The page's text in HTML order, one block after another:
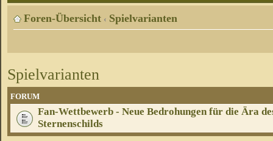
Foren-Übersicht ‹ Spielvarianten
Spielvarianten
FORUM
Fan-Wettbewerb - Neue Bedrohungen für die Ära
Sternenschilds